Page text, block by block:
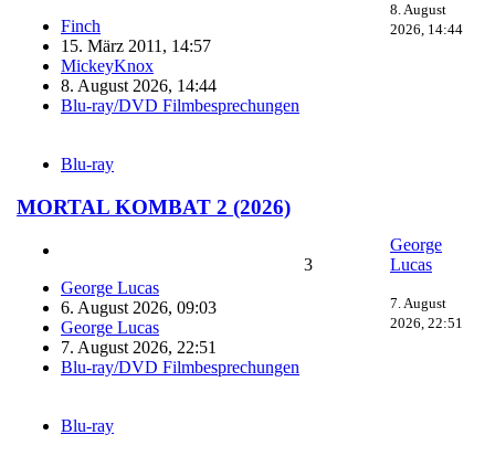
Finch
15. März 2011, 14:57
MickeyKnox
8. August 2026, 14:44
Blu-ray/DVD Filmbesprechungen
8. August
2026, 14:44
Blu-ray
MORTAL KOMBAT 2 (2026)
George Lucas
6. August 2026, 09:03
George Lucas
7. August 2026, 22:51
Blu-ray/DVD Filmbesprechungen
3
George
Lucas
7. August
2026, 22:51
Blu-ray